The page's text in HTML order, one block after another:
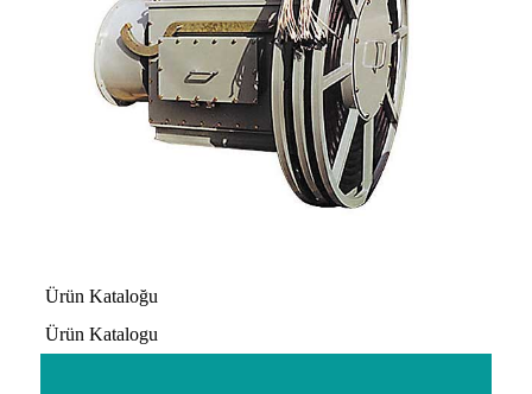
Ürün Kataloğu
Ürün Katalogu